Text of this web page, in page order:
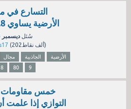
التسارع في
الأرضية يساوي 90.8 80.9 9.8
سُئل ديسمبر 23، 2024
( 202ألف نقاط)
مجال الجاذبية
الأرضية
8 80 9
خمس
التوازي إذا علمت